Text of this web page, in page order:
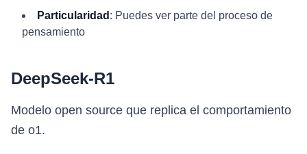
Particularidad : Puedes ver parte del proceso de
pensamiento
DeepSeek-R1
Modelo open source que replica el comportamiento
de o1.